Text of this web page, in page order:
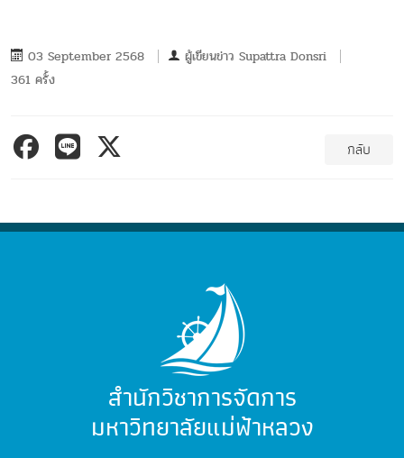
03 September 2568 ผู้เขียนข่าว Supattra Donsri
361 ครั้ง
กลับ
สำนักวิชาการจัดการ
มหาวิทยาลัยแม่ฟ้าหลวง